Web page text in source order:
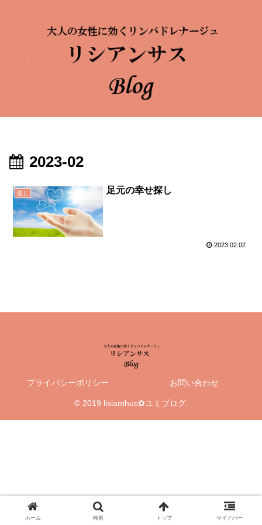
2023-02
癒し 足元の幸せ探し
2023.02.02
プライバシーポリシー お問い合わせ
© 2019 lisianthus✿ユミブログ.
ホーム 検索 トップ サイドバー